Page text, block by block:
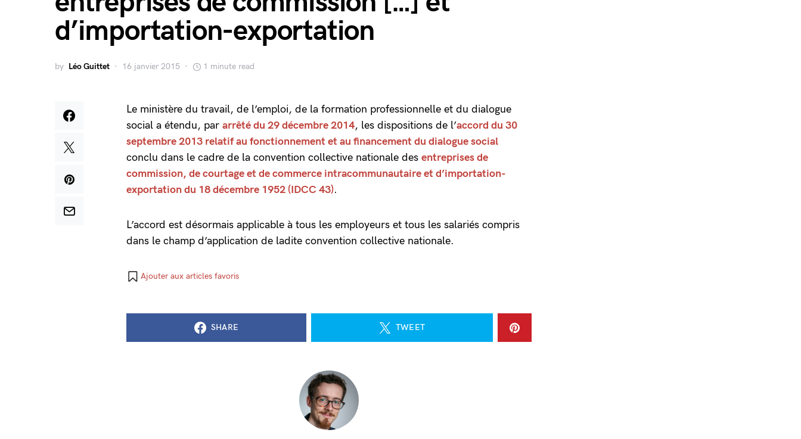
d’importation-exportation
by Léo Guittet 16 janvier 2015 1 minute read
Le ministère du travail, de l’emploi, de la formation professionnelle et du dialogue
social a étendu, par arrêté du 29 décembre 2014, les dispositions de l’accord du 30
septembre 2013 relatif au fonctionnement et au financement du dialogue social
conclu dans le cadre de la convention collective nationale des entreprises de
commission, de courtage et de commerce intracommunautaire et d’importation-
exportation du 18 décembre 1952 (IDCC 43).
L’accord est désormais applicable à tous les employeurs et tous les salariés compris
dans le champ d’application de ladite convention collective nationale.
Ajouter aux articles favoris
SHARE TWEET